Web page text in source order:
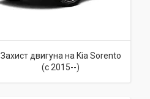
Захист двигуна на Kia Sorento
(c 2015--)